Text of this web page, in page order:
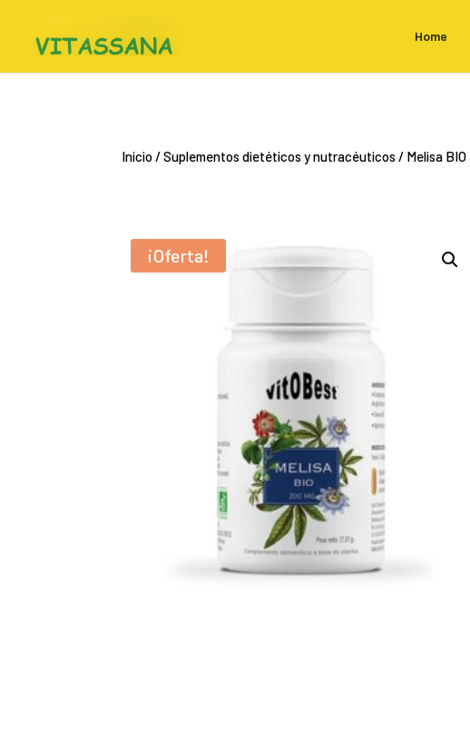
Home
Inicio/Suplementos dietéticos y nutracéuticos / Melisa BIO
¡Oferta!